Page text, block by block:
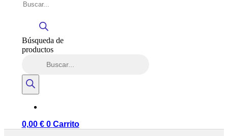
Búsqueda de
productos
0,00 € 0 Carrito